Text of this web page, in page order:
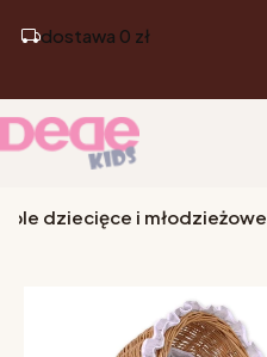
dostawa 0 zł
dziecięce i młodzieżowe